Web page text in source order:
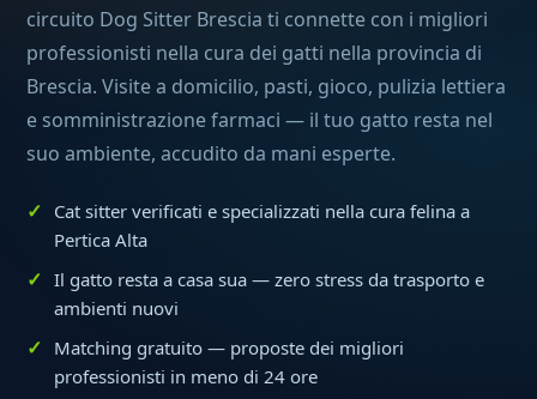
circuito Dog Sitter Brescia ti connette con i migliori
professionisti nella cura dei gatti nella provincia di
Brescia. Visite a domicilio, pasti, gioco, pulizia lettiera
e somministrazione farmaci — il tuo gatto resta nel
suo ambiente, accudito da mani esperte.
Cat sitter verificati e specializzati nella cura felina a
Pertica Alta
Il gatto resta a casa sua — zero stress da trasporto e
ambienti nuovi
Matching gratuito — proposte dei migliori
professionisti in meno di 24 ore